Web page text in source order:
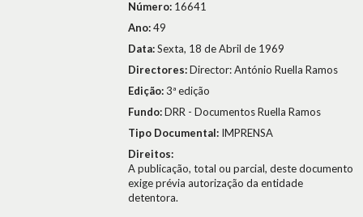
Número: 16641
Ano:49
Data:Sexta, 18 de Abril de 1969
Directores:Director: António Ruella Ramos
Edição:3ª edição
Fundo:DRR - Documentos Ruella Ramos
Tipo Documental: IMPRENSA
Direitos:
A publicação, total ou parcial, deste documento
exige prévia autorização da entidade
detentora.